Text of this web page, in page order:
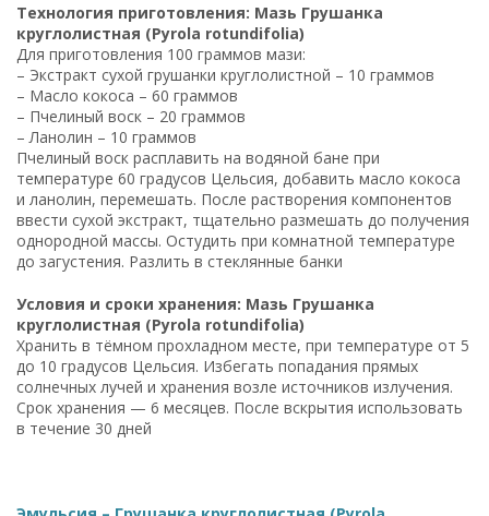
Технология приготовления: Мазь Грушанка
круглолистная (Pyrola rotundifolia)
Для приготовления 100 граммов мази:
– Экстракт сухой грушанки круглолистной – 10 граммов
– Масло кокоса – 60 граммов
– Пчелиный воск – 20 граммов
– Ланолин – 10 граммов
Пчелиный воск расплавить на водяной бане при
температуре 60 градусов Цельсия, добавить масло кокоса
и ланолин, перемешать. После растворения компонентов
ввести сухой экстракт, тщательно размешать до получения
однородной массы. Остудить при комнатной температуре
до загустения. Разлить в стеклянные банки
Условия и сроки хранения: Мазь Грушанка
круглолистная (Pyrola rotundifolia)
Хранить в тёмном прохладном месте, при температуре от 5
до 10 градусов Цельсия. Избегать попадания прямых
солнечных лучей и хранения возле источников излучения.
Срок хранения — 6 месяцев. После вскрытия использовать
в течение 30 дней